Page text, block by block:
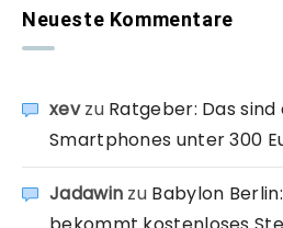
Neueste Kommentare
xevzu Ratgeber: Das
Smartphones unter 300
Jadawin zu Babylon